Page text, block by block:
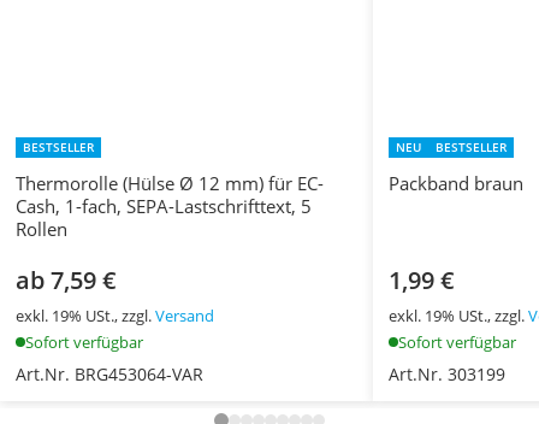
BESTSELLER
Thermorolle (Hülse Ø 12 mm) für EC-
Cash, 1-fach, SEPA-Lastschrifttext, 5
Rollen
ab 7,59 €
exkl. 19% USt., zzgl.Versand
Sofort verfügbar
Art.Nr. BRG453064-VAR
NEU BESTSELLER
Packband braun
1,99 €
exkl. 19% USt., zzgl.
Sofort verfügbar
Art.Nr. 303199